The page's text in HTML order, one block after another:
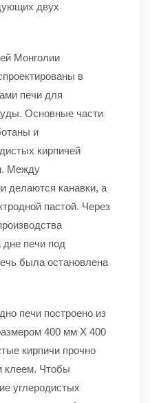
двух
Монголии
в
печи для
Основные части
и
кирпичей
Между
делаются канавки, а
пастой. Через
дне печи под
была остановлена
печи построено из
400 мм X 400
кирпичи прочно
клеем. Чтобы
углеродистых